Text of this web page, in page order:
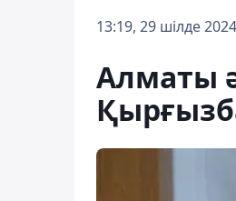
13:19, 29 шілде 2024
Алматы